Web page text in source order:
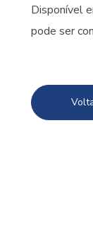
Disponível
pode ser